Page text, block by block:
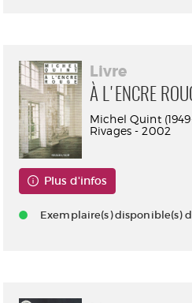
Livre
À L'ENCRE
Michel Quint
Rivages - 2002
Plus d'infos
Exemplaire(s) disponible(s)